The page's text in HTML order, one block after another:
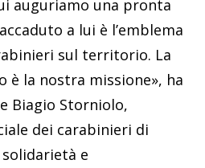
auguriamo una pronta
a lui è l’emblema
sul territorio. La
è la nostra missione», ha
Biagio Storniolo,
dei carabinieri di
e